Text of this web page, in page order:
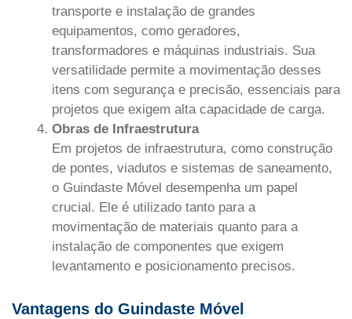
transporte e instalação de grandes
equipamentos, como geradores,
transformadores e máquinas industriais. Sua
versatilidade permite a movimentação desses
itens com segurança e precisão, essenciais para
projetos que exigem alta capacidade de carga.
Obras de Infraestrutura
Em projetos de infraestrutura, como construção
de pontes, viadutos e sistemas de saneamento,
o Guindaste Móvel desempenha um papel
crucial. Ele é utilizado tanto para a
movimentação de materiais quanto para a
instalação de componentes que exigem
levantamento e posicionamento precisos.
Vantagens do Guindaste Móvel